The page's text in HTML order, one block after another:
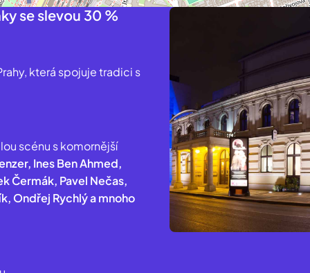
se slevou 30 %
která spojuje tradici s
scénu s komornější
Ines Ben Ahmed,
Čermák, Pavel Nečas,
Ondřej Rychlý a mnoho